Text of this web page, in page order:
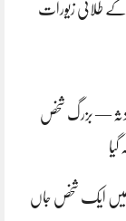
ڈکیتی‘ڈاکو1 کروڑ کے طلائی زیورات
— بزرگ شخص
میں ایک شخص جاں